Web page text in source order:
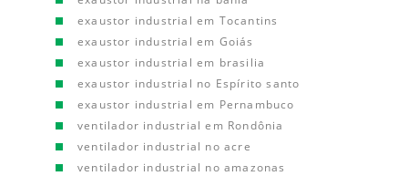
exaustor industrial em Tocantins
exaustor industrial em Goiás
exaustor industrial em brasilia
exaustor industrial no Espírito santo
exaustor industrial em Pernambuco
ventilador industrial em Rondônia
ventilador industrial no acre
ventilador industrial no amazonas